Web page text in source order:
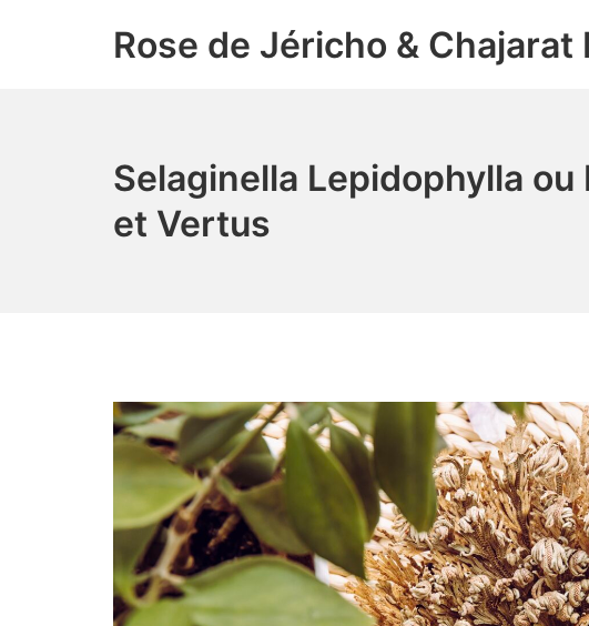
Rose de Jéricho & Chajarat
Selaginella Lepidophylla
et Vertus